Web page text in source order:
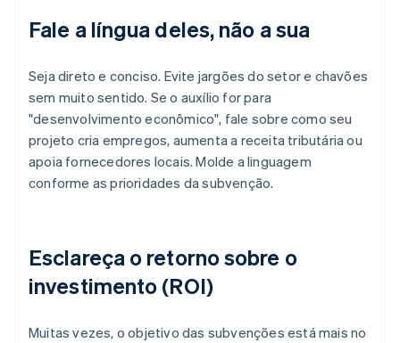
Fale a língua deles, não a sua
Seja direto e conciso. Evite jargões do setor e chavões
sem muito sentido. Se o auxílio for para
"desenvolvimento econômico", fale sobre como seu
projeto cria empregos, aumenta a receita tributária ou
apoia fornecedores locais. Molde a linguagem
conforme as prioridades da subvenção.
Esclareça o retorno sobre o
investimento (ROI)
Muitas vezes, o objetivo das subvenções está mais no